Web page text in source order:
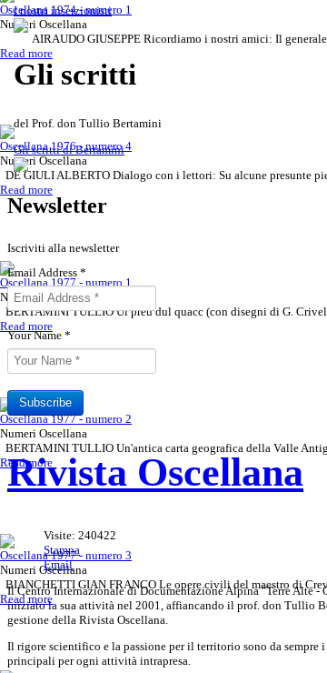
Rivista Oscellana
Gli scritti del Prof. don
Read more
Rivista Oscellana
Sottoscrivi il tuo
Read more
I nostri inserzionisti
Gli scritti
del Prof. don Tullio Bertamini
Gli scritti di Bertamini
Newsletter
Iscriviti alla newsletter
Email Address *
Your Name *
Subscribe
Rivista Oscellana
Visite: 240422
Stampa
Email
Il Centro Internazionale di Documentazione Alpina "Terre Alte -
iniziato la sua attività nel 2001, affiancando il prof. don Tullio
gestione della Rivista Oscellana.
Il rigore scientifico e la passione per il territorio sono da sempre
principali per ogni attività intrapresa.
Oscellana 1974 - numero 1
Numeri Oscellana
AIRAUDO GIUSEPPE Ricordiamo i nostri amici: Il generale
Read more
Oscellana 1976 - numero 4
Numeri Oscellana
DE GIULI ALBERTO Dialogo con i lettori: Su alcune presunte
Read more
Oscellana 1977 - numero 1
Numeri Oscellana
BERTAMINI TULLIO Ul preu dul quacc (con disegni di G.
Read more
Oscellana 1977 - numero 2
Numeri Oscellana
BERTAMINI TULLIO Un'antica carta geografica della Valle
Read more
Oscellana 1977 - numero 3
Numeri Oscellana
BIANCHETTI GIAN FRANCO Le opere civili del maestro di
Read more